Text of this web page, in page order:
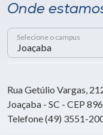
Onde
Selecione o campus
Rua Getúlio Vargas,
Joaçaba - SC - CEP
Telefone (49) 3551-